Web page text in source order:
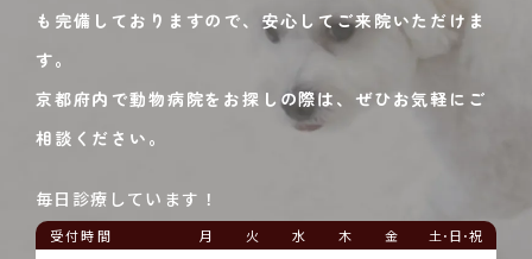
も完備しておりますので、安心してご来院いただけま
す。
京都府内で動物病院をお探しの際は、ぜひお気軽にご
相談ください。
毎日診療しています！
受付時間 月 火 水 木 金 土･日･祝